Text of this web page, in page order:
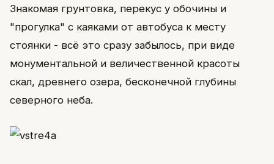
Знакомая грунтовка, перекус у обочины и
"прогулка" с каяками от автобуса к месту
стоянки - всё это сразу забылось, при виде
монументальной и величественной красоты
скал, древнего озера, бесконечной глубины
северного неба.